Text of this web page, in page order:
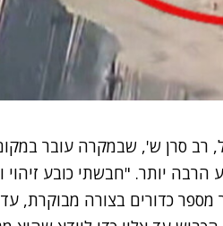
רב סרן ש', שבמקרה עובר
יותר. "חבשתי כובע זיהוי
דרכתי אותו ויריתי בו ממרחק של כ-50 מטר מספר כדורים בצורה מבוקרת, עד